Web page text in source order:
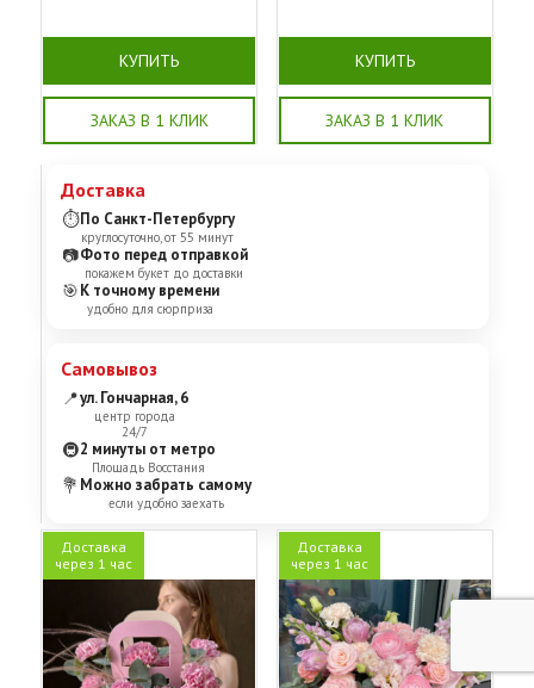
КУПИТЬ
ЗАКАЗ В 1 КЛИК
КУПИТЬ
ЗАКАЗ В 1 КЛИК
Доставка
⏱По Санкт-Петербургу
круглосуточно, от 55 минут
📷Фото перед отправкой
покажем букет до доставки
🎯К точному времени
удобно для сюрприза
Самовывоз
📍ул. Гончарная, 6
центр города
24/7
🚇2 минуты от метро
Площадь Восстания
💐 Можно забрать самому
если удобно заехать
Доставка
через 1 час
Доставка
через 1 час